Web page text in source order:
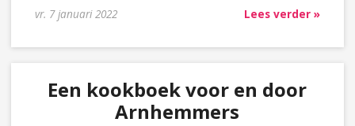
vr. 7 januari 2022 Lees verder »
Een kookboek voor en door
Arnhemmers